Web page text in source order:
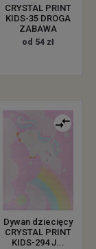
CRYSTAL PRINT
KIDS-35 DROGA
ZABAWA
od 54 zł
Dywan dziecięcy
CRYSTAL PRINT
KIDS-294 J...